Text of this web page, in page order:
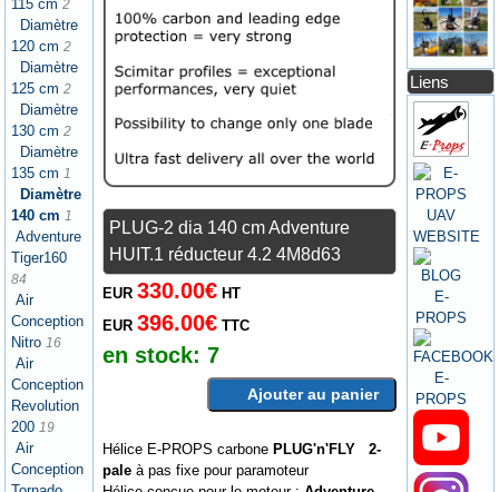
115 cm 2
Diamètre
120 cm 2
Diamètre
125 cm 2
Diamètre
130 cm 2
Diamètre
135 cm 1
Diamètre
140 cm 1
Adventure
Tiger160
84
Air
Conception
Nitro 16
Air
Conception
Revolution
200 19
Air
Conception
PLUG-2 dia 140 cm Adventure
HUIT.1 réducteur 4.2 4M8d63
EUR330.00€ HT
EUR396.00€ TTC
en stock:7
Ajouter au panier
Hélice E-PROPS carbone PLUG'n'FLY 2-
pale à pas fixe pour paramoteur
Liens